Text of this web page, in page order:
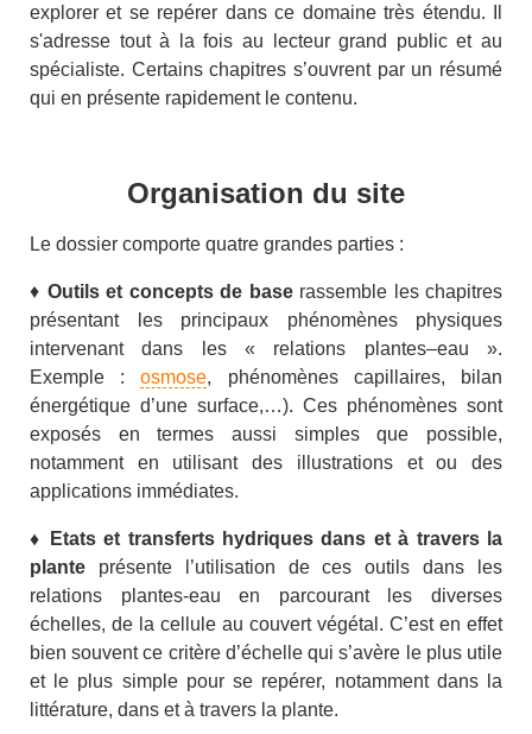
explorer et se repérer dans ce domaine très étendu.
s'adresse tout à la fois au lecteur grand public et au
spécialiste. Certains chapitres s’ouvrent par un résumé
qui en présente rapidement le contenu.
Organisation du site
Le dossier comporte quatre grandes parties :
♦ Outils et concepts de baserassemble les chapitres
présentant les principaux phénomènes physiques
intervenant dans les « relations plantes–eau ».
Exemple :osmose, phénomènes capillaires, bilan
énergétique d’une surface,…). Ces phénomènes sont
exposés en termes aussi simples que possible,
notamment en utilisant des illustrations et ou des
applications immédiates.
♦
Etats et transferts hydriques dans et à travers la
plante présente l’utilisation de ces outils dans les
relations plantes-eau en parcourant les diverses
échelles, de la cellule au couvert végétal. C’est en effet
bien souvent ce critère d’échelle qui s’avère le plus utile
et le plus simple pour se repérer, notamment dans la
littérature, dans et à travers la plante.